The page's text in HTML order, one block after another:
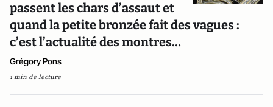
passent les chars d’assaut et
quand la petite bronzée fait des vagues :
c’est l’actualité des montres…
Grégory Pons
1 min de lecture